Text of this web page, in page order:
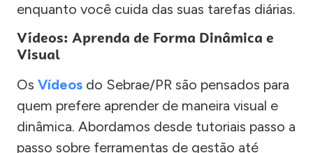
enquanto você cuida das suas tarefas diárias.
Vídeos: Aprenda de Forma Dinâmica e
Visual
Os Vídeos do Sebrae/PR são pensados para
quem prefere aprender de maneira visual e
dinâmica. Abordamos desde tutoriais passo a
passo sobre ferramentas de gestão até